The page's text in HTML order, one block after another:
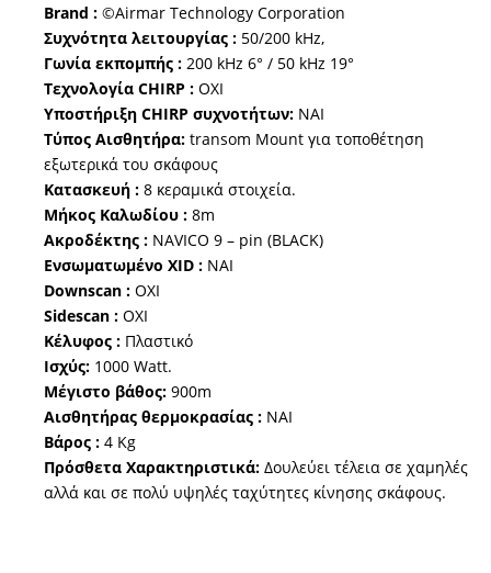
Brand : ©Airmar Technology Corporation
Συχνότητα λειτουργίας : 50/200 kHz,
Γωνία εκπομπής : 200 kHz 6° / 50 kHz 19°
Τεχνολογία CHIRP : OXI
Υποστήριξη CHIRP συχνοτήτων: NAI
Τύπος Αισθητήρα: transom Mount για τοποθέτηση
εξωτερικά του σκάφους
Κατασκευή : 8 κεραμικά στοιχεία.
Μήκος Καλωδίου : 8m
Ακροδέκτης : NAVICO 9 – pin (BLACK)
Ενσωματωμένο XID : NAI
Downscan : OXI
Sidescan : OXI
Κέλυφος : Πλαστικό
Ισχύς: 1000 Watt.
Μέγιστο βάθος: 900m
Αισθητήρας θερμοκρασίας : ΝΑΙ
Βάρος : 4 Kg
Πρόσθετα Χαρακτηριστικά: Δουλεύει τέλεια σε χαμηλές
αλλά και σε πολύ υψηλές ταχύτητες κίνησης σκάφους.